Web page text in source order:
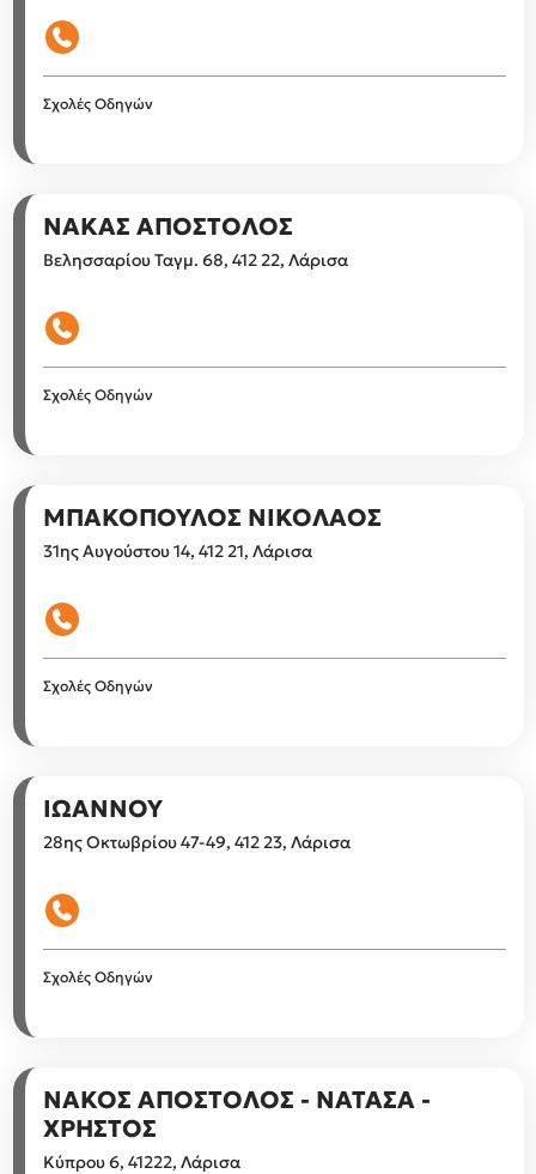
Σχολές Οδηγών
ΝΑΚΑΣ ΑΠΟΣΤΟΛΟΣ
Βελησσαρίου Ταγμ. 68, 412 22, Λάρισα
Σχολές Οδηγών
ΜΠΑΚΟΠΟΥΛΟΣ ΝΙΚΟΛΑΟΣ
31ης Αυγούστου 14, 412 21, Λάρισα
Σχολές Οδηγών
ΙΩΑΝΝΟΥ
28ης Οκτωβρίου 47-49, 412 23, Λάρισα
Σχολές Οδηγών
ΝΑΚΟΣ ΑΠΟΣΤΟΛΟΣ - ΝΑΤΑΣΑ -
ΧΡΗΣΤΟΣ
Κύπρου 6, 41222, Λάρισα